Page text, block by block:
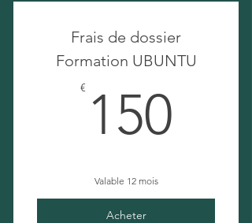
Frais de dossier
Formation UBUNTU
€ 150
Valable 12 mois
Acheter